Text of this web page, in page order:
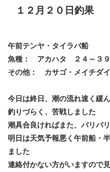
１２月２０日釣果
午前テンヤ・タイラバ船
魚種： アカハタ ２４～３
その他： カサゴ・メイチダ
今日は終日、潮の流れ速く緩
釣りづらく、苦戦しました
潮具合良ければまた、バリバ
明日は天気予報悪く午前船・
ました
連絡付かない方がいますので